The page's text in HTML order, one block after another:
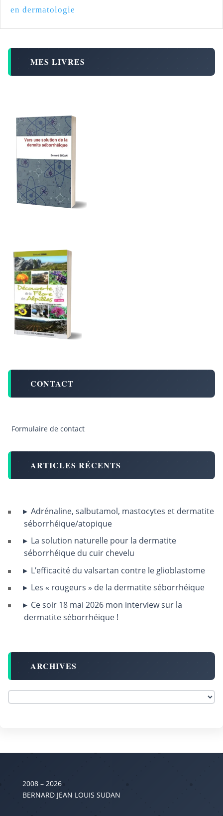
en dermatologie
MES LIVRES
CONTACT
Formulaire de contact
ARTICLES RÉCENTS
Adrénaline, salbutamol, mastocytes et dermatite
séborrhéique/atopique
La solution naturelle pour la dermatite
séborrhéique du cuir chevelu
L’efficacité du valsartan contre le glioblastome
Les « rougeurs » de la dermatite séborrhéique
Ce soir 18 mai 2026 mon interview sur la
dermatite séborrhéique !
ARCHIVES
2008 – 2026
BERNARD JEAN LOUIS SUDAN